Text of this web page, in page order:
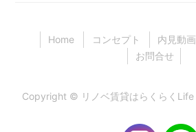
Home コンセプト 内見動画
お問合せ
Copyright © リノベ賃貸はらくらくLife